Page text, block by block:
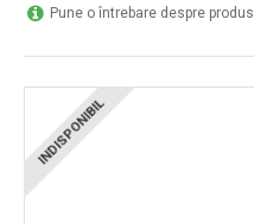
Pune o întrebare despre produs
INDISPONIBIL